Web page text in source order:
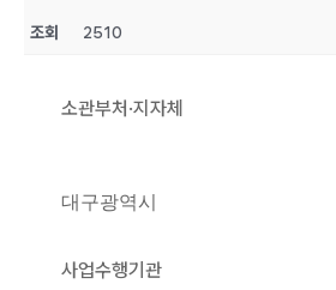
조회 2510
소관부처·지자체
대구광역시
사업수행기관